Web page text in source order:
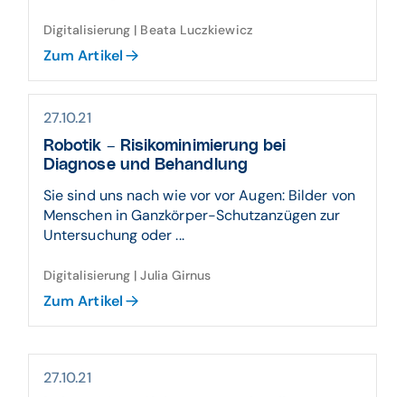
Digitalisierung | Beata Luczkiewicz
Zum Artikel
27.10.21
Robotik – Risikominimierung bei
Diagnose und Behandlung
Sie sind uns nach wie vor vor Augen: Bilder von
Menschen in Ganzkörper-Schutzanzügen zur
Untersuchung oder ...
Digitalisierung | Julia Girnus
Zum Artikel
27.10.21